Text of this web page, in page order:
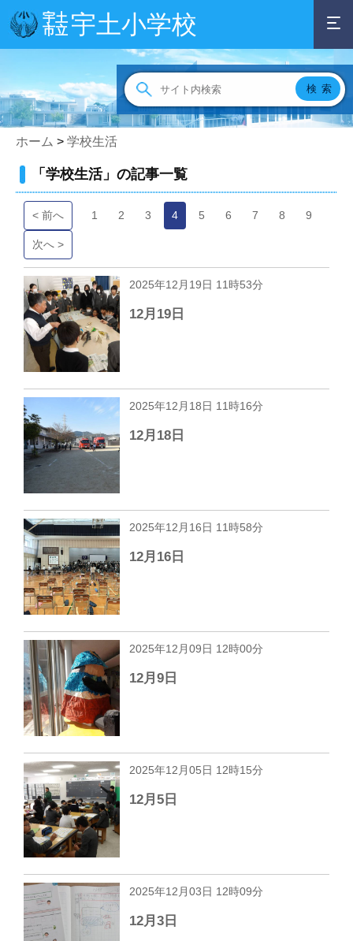
宇土
市立 宇土小学校
ホーム > 学校生活
「学校生活」の記事一覧
< 前へ 1 2 3 4 5 6 7 8 9
次へ >
2025年12月19日 11時53分
12月19日
2025年12月18日 11時16分
12月18日
2025年12月16日 11時58分
12月16日
2025年12月09日 12時00分
12月9日
2025年12月05日 12時15分
12月5日
2025年12月03日 12時09分
12月3日